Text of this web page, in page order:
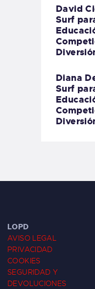
David
Surf
Diana
Surf
LOPD
AVISO LEGAL
PRIVACIDAD
COOKIES
SEGURIDAD Y
DEVOLUCIONES